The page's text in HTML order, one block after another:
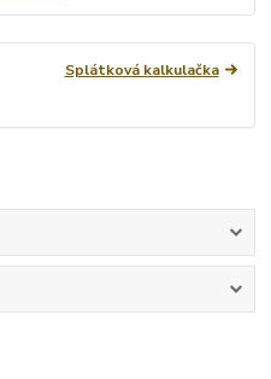
Splátková kalkulačka